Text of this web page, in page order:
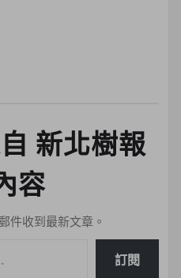
新北樹報
容
件收到最新文章。
訂閱